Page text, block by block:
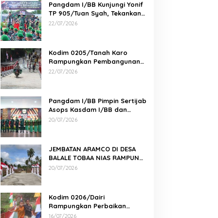
Pangdam I/BB Kunjungi Yonif
TP 905/Tuan Syah, Tekankan
Profesionalisme dan
22/07/2026
Kodim 0205/Tanah Karo
Rampungkan Pembangunan
Jembatan Beton di Desa
22/07/2026
Pangdam I/BB Pimpin Sertijab
Asops Kasdam I/BB dan
Danyonarmed 2/KS serta
20/07/2026
JEMBATAN ARAMCO DI DESA
BALALE TOBAA NIAS RAMPUNG,
AKSES WARGA SEMAKIN MUDAH
20/07/2026
Kodim 0206/Dairi
Rampungkan Perbaikan
Jembatan Gantung Perintis 2
16/07/2026